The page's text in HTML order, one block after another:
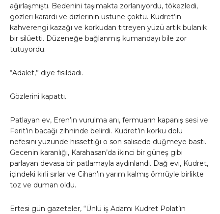
ağırlaşmıştı. Bedenini taşımakta zorlanıyordu, tökezledi,
gözleri karardı ve dizlerinin üstüne çöktü. Kudret’in
kahverengi kazağı ve korkudan titreyen yüzü artık bulanık
bir silüetti. Düzeneğe bağlanmış kumandayı bile zor
tutuyordu.
“Adalet,” diye fısıldadı.
Gözlerini kapattı.
Patlayan ev, Eren’in vurulma anı, fermuarın kapanış sesi ve
Ferit’in bacağı zihninde belirdi. Kudret’in korku dolu
nefesini yüzünde hissettiği o son salisede düğmeye bastı.
Gecenin karanlığı, Karahasan’da ikinci bir güneş gibi
parlayan devasa bir patlamayla aydınlandı. Dağ evi, Kudret,
içindeki kirli sırlar ve Cihan’ın yarım kalmış ömrüyle birlikte
toz ve duman oldu.
Ertesi gün gazeteler, “Ünlü iş Adamı Kudret Polat’ın